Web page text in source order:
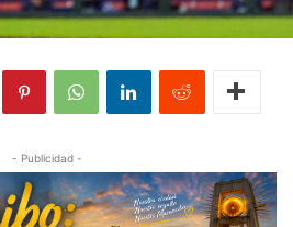
- Publicidad -